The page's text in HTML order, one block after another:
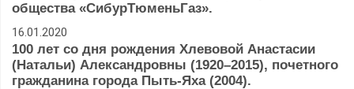
общества «СибурТюменьГаз».
16.01.2020
100 лет со дня рождения Хлевовой Анастасии
(Натальи) Александровны (1920–2015), почетного
гражданина города Пыть-Яха (2004).